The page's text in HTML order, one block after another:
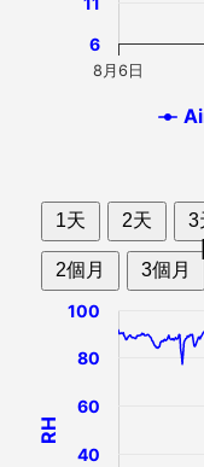
8月6日
6
1天 2天 3
2個月 3個月
RH
40
60
80
100